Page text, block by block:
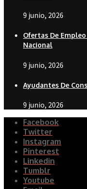
9 junio, 2026
Ofertas De Empleo
Nacional
9 junio, 2026
Ayudantes De
9 junio, 2026
Facebook
Twitter
Instagram
Pinterest
Linkedin
Tumblr
Youtube